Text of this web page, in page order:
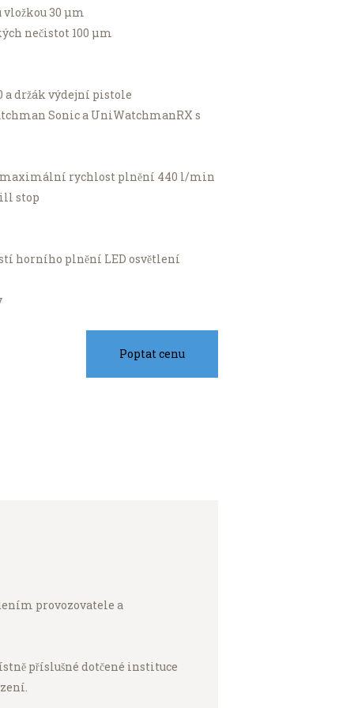
30 μm
nečistot 100 μm
a držák výdejní pistole
Sonic a UniWatchmanRX s
maximální rychlost plnění 440 l/min
stop
horního plnění LED osvětlení
Poptat cenu
provozovatele a
příslušné dotčené instituce